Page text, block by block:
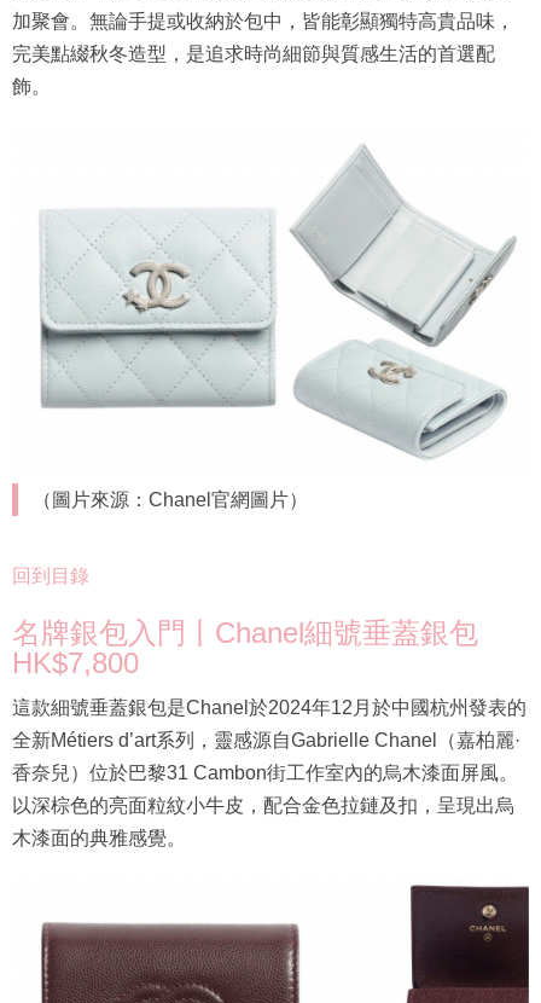
加聚會。無論手提或收納於包中，皆能彰顯獨特高貴品味，
完美點綴秋冬造型，是追求時尚細節與質感生活的首選配
飾。
（圖片來源：Chanel官網圖片）
回到目錄
名牌銀包入門丨Chanel細號垂蓋銀包
HK$7,800
這款細號垂蓋銀包是Chanel於2024年12月於中國杭州發表的
全新Métiers d’art系列，靈感源自Gabrielle Chanel（嘉柏麗·
香奈兒）位於巴黎31 Cambon街工作室內的烏木漆面屏風。
以深棕色的亮面粒紋小牛皮，配合金色拉鏈及扣，呈現出烏
木漆面的典雅感覺。